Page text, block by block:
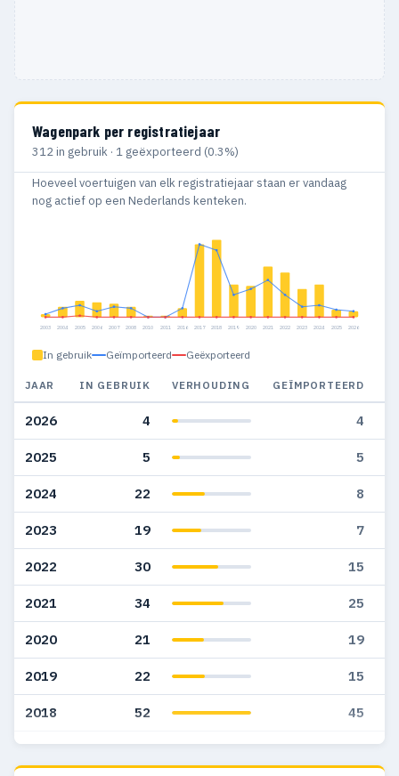
Wagenpark per registratiejaar
312 in gebruik · 1 geëxporteerd (0.3%)
Hoeveel voertuigen van elk registratiejaar staan er vandaag
nog actief op een Nederlands kenteken.
2003 2004 2005 2006 2007 2008 2010 2011 2016 2017 2018 2019 2020 2021 2022 2023 2024 2025 2026
In gebruik Geïmporteerd Geëxporteerd
JAAR IN GEBRUIK VERHOUDING GEÏMPORTEERD
2026 4 4
2025 5 5
2024 22 8
2023 19 7
2022 30 15
2021 34 25
2020 21 19
2019 22 15
2018 52 45
2017 49 49